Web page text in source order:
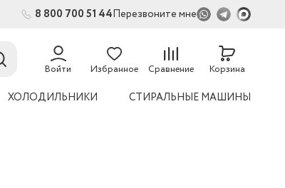
8 800 700 51 44Перезвоните мне
Войти Избранное Сравнение
54
Корзина
ХОЛОДИЛЬНИКИ СТИРАЛЬНЫЕ МАШИНЫ